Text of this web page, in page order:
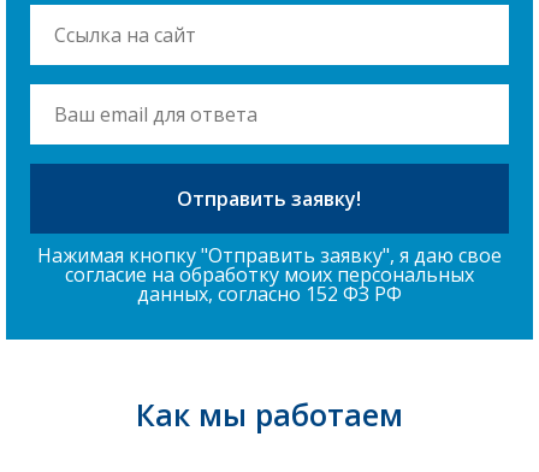
Нажимая кнопку "Отправить заявку", я даю свое
согласие на обработку моих персональных
данных, согласно 152 ФЗ РФ
Как мы работаем